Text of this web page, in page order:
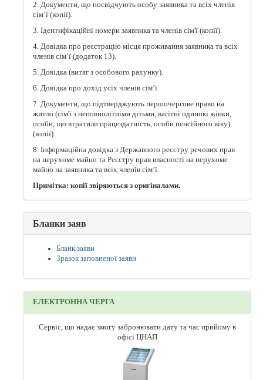
2. Документи, що посвідчують особу заявника та всіх членів
сім’ї (копії).
3. Ідентифікаційні номери заявника та членів сім'ї (копії).
4. Довідка про реєстрацію місця проживання заявника та всіх
членів сім’ї (додаток 13).
5. Довідка (витяг з особового рахунку).
6. Довідка про дохід усіх членів сім’ї.
7. Документи, що підтверджують першочергове право на
житло (сім'ї з неповнолітніми дітьми, вагітні одинокі жінки,
особи, що втратили працездатність, особи пенсійного віку)
(копії).
8. Інформаційна довідка з Державного реєстру речових прав
на нерухоме майно та Реєстру прав власності на нерухоме
майно на заявника та всіх членів сім’ї.
Примітка: копії звіряються з оригіналами.
Бланки заяв
Бланк заяви
Зразок заповненої заяви
ЕЛЕКТРОННА ЧЕРГА
Сервіс, що надає змогу забронювати дату та час прийому в
офісі ЦНАП